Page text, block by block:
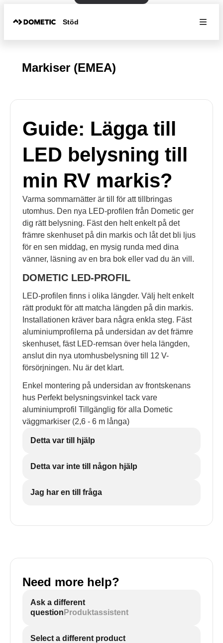
Stöd
Markiser (EMEA)
Guide: Lägga till
LED belysning till
min RV markis?
Varma sommarnätter är till för att tillbringas
utomhus. Den nya LED-profilen från Dometic ger
dig rätt belysning. Fäst den helt enkelt på det
främre skenhuset på din markis och låt det bli ljus
för en sen middag, en mysig runda med dina
vänner, läsning av en bra bok eller vad du än vill.
DOMETIC LED-PROFIL
LED-profilen finns i olika längder. Välj helt enkelt
rätt produkt för att matcha längden på din markis.
Installationen kräver bara några enkla steg. Fäst
aluminiumprofilerna på undersidan av det främre
skenhuset, fäst LED-remsan över hela längden,
anslut din nya utomhusbelysning till 12 V-
försörjningen. Nu är det klart.
Enkel montering på undersidan av frontskenans
hus Perfekt belysningsvinkel tack vare
aluminiumprofil Tillgänglig för alla Dometic
väggmarkiser (2,6 - 6 m långa)
Detta var till hjälp
Detta var inte till någon hjälp
Jag har en till fråga
Need more help?
Ask a different
question Produktassistent
Select a different product